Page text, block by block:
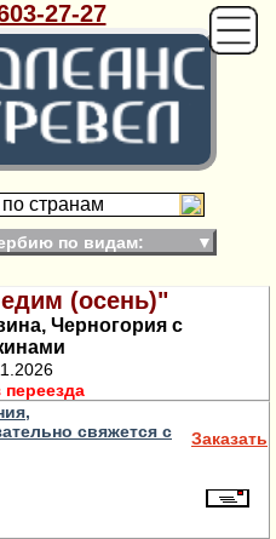
27-27
странам
по видам: ▼
(осень)"
Черногория с
переезда
свяжется с
Заказать